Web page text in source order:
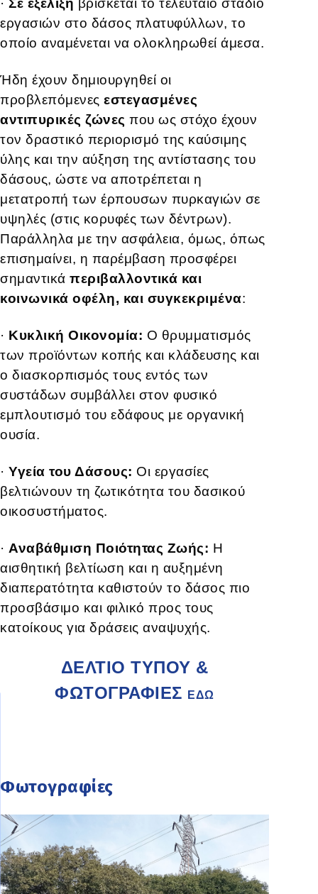
· Σε εξέλιξη βρίσκεται το τελευταίο στάδιο
εργασιών στο δάσος πλατυφύλλων, το
οποίο αναμένεται να ολοκληρωθεί άμεσα.
Ήδη έχουν δημιουργηθεί οι
προβλεπόμενες εστεγασμένες
αντιπυρικές ζώνες που ως στόχο έχουν
τον δραστικό περιορισμό της καύσιμης
ύλης και την αύξηση της αντίστασης του
δάσους, ώστε να αποτρέπεται η
μετατροπή των έρπουσων πυρκαγιών σε
υψηλές (στις κορυφές των δέντρων).
Παράλληλα με την ασφάλεια, όμως, όπως
επισημαίνει, η παρέμβαση προσφέρει
σημαντικά περιβαλλοντικά και
κοινωνικά οφέλη, και συγκεκριμένα:
· Κυκλική Οικονομία: Ο θρυμματισμός
των προϊόντων κοπής και κλάδευσης και
ο διασκορπισμός τους εντός των
συστάδων συμβάλλει στον φυσικό
εμπλουτισμό του εδάφους με οργανική
ουσία.
· Υγεία του Δάσους: Οι εργασίες
βελτιώνουν τη ζωτικότητα του δασικού
οικοσυστήματος.
· Αναβάθμιση Ποιότητας Ζωής: Η
αισθητική βελτίωση και η αυξημένη
διαπερατότητα καθιστούν το δάσος πιο
προσβάσιμο και φιλικό προς τους
κατοίκους για δράσεις αναψυχής.
ΔΕΛΤΙΟ ΤΥΠΟΥ &
ΦΩΤΟΓΡΑΦΙΕΣ
ΕΔΩ
Φωτογραφίες